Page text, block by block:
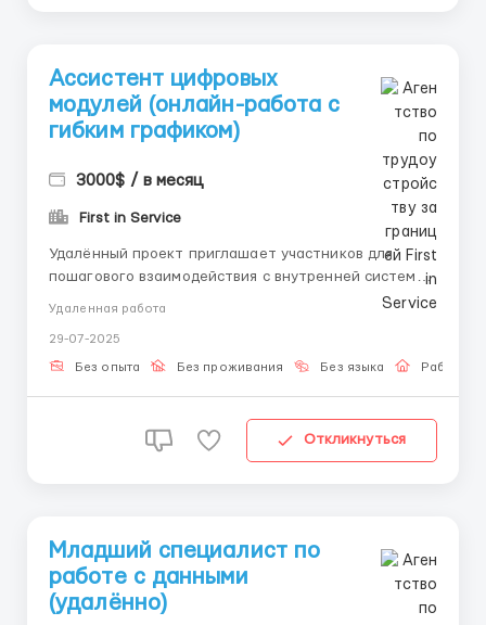
Ассистент цифровых
модулей (онлайн-работа с
гибким графиком)
3000$ / в месяц
First in Service
Удалённый проект приглашает участников для
пошагового взаимодействия с внутренней системой.
структурированную и независимую онлайн-
занятость. 📌 Что входит в работу: – Работа внутри
Удаленная работа
29-07-2025
Без опыта Без проживания Без языка Работа
Откликнуться
Младший специалист по
работе с данными
(удалённо)